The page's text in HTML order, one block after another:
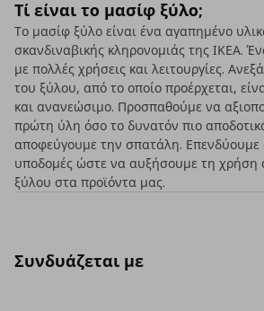
Τί είναι το μασίφ ξύλο;
Το μασίφ ξύλο είναι ένα αγαπημένο
σκανδιναβικής κληρονομιάς της ΙΚΕΑ.
με πολλές χρήσεις και λειτουργίες.
του ξύλου, από το οποίο προέρχεται,
και ανανεώσιμο. Προσπαθούμε να
πρώτη ύλη όσο το δυνατόν πιο
αποφεύγουμε την σπατάλη. Επενδύουμε
υποδομές ώστε να αυξήσουμε τη χρήση
ξύλου στα προϊόντα μας.
Συνδυάζεται με